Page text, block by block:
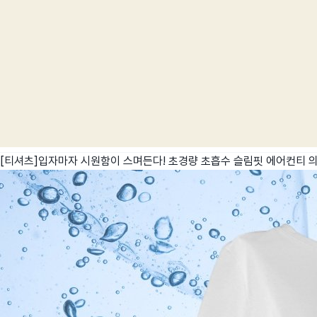
[티셔츠]입자마자 시원함이 스며든다! 초경량 초흡수 슬림핏 에어컨티